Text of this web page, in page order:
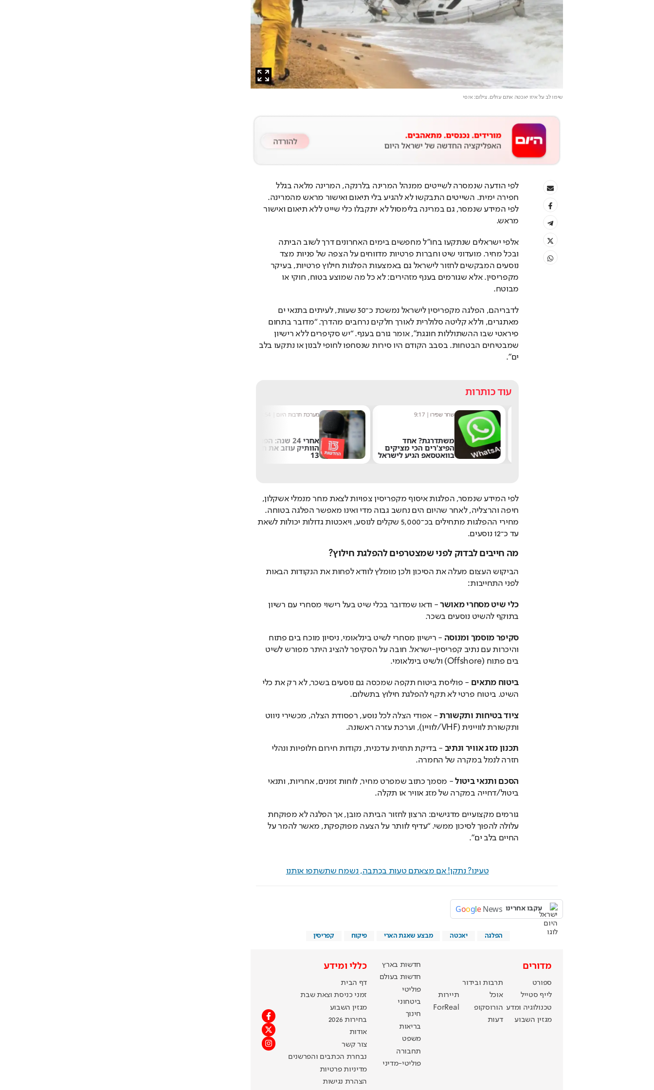
שימו לב על איזו יאכטה אתם עולים. צילום: אי.פי
לפי המידע שנמסר, גם במרינה בלימסול לא יתקבלו כלי שייט ללא תיאום ואישור
מראש.
מבוטח.
פיראטי שבו ההשתוללות חוגגת”, אומר גורם בענף. “יש סקיפרים ללא רישיון
שמבטיחים הבטחות. בסבב הקודם היו סירות שנסחפו לחופי לבנון
ים”.
עוד כותרות
שחר שפירו|
9:17
משתדרגת? אחד
הפיצ'רים הכי מציקים
בוואטסאפ הגיע לישראל
מערכת תרבות היום|
8:54
אחרי 24 שנה: הפרשן
הוותיק עוזב את חדשות
13
לפי המידע שנמסר, הפלגות איסוף מקפריסין צפויות לצאת מחר מנמלי אשקלון,
חיפה והרצליה
עד כ־12 נוסעים.
מה חייבים לבדוק לפני שמצטרפים להפלגת חילוץ?
לפני התחייבות:
כלי שיט מסחרי מאושר
- ודאו שמדובר בכלי שיט בעל רישוי מסחרי עם רשיון
בתוקף להשיט נוסעים בשכר.
סקיפר מוסמך ומנוסה
והיכרות עם נתיב קפריסין-ישראל
בים פתוח (Offshore) ולשיט בינלאומי.
ביטוח מתאים
השיט. ביטוח פרטי לא תקף להפלגת חילוץ בתשלום.
ציוד בטיחות ותקשורת
ותקשורת לוויינית (VHF/לוויין), וערכת עזרה ראשונה.
תכנון מזג אוויר ונתיב
חזרה לנמל במקרה של החמרה.
הסכם ותנאי ביטול
ביטול/דחייה במקרה של מזג אוויר או תקלה.
עלולה להפוך לסיכון ממשי. “עדיף לוותר על הצעה מפוקפקת, מאשר להמר על
החיים בלב ים”.
טעינו? נתקן! אם מצאתם טעות בכתבה, נשמח שתשתפו אותנו
עקבו אחרינו Google News
הפלגה יאכטה מבצע שאגת הארי פיקוח קפריסין
מדורים
ספורט
תרבות ובידור
לייף סטייל
אוכל
תיירות
טכנולוגיה ומדע הורוסקופ
ForReal
מגזין השבוע
דעות
חדשות בארץ
חדשות בעולם
פוליטי
ביטחוני
חינוך
בריאות
משפט
תחבורה
פוליטי-מדיני
כללי ומידע
דף הבית
זמני כניסת וצאת שבת
מגזין השבוע
בחירות 2026
אודות
צור קשר
נבחרת הכתבים והפרשנים
מדיניות פרטיות
הצהרת נגישות